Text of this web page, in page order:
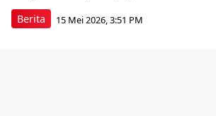
Berita 15 Mei 2026, 3:51 PM